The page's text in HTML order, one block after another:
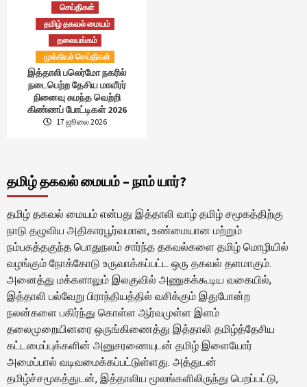
செய்திகள்
தமிழ் தகவல் மையம்
தலையங்கம்
முக்கியச் செய்திகள்
இத்தாலி பலெர்மோ நகரில்
நடைபெற்ற தேசிய மாவீரர்
நினைவு சுமந்த வெற்றி
கிண்ணப் போட்டிகள் 2026
17 ஜூலை 2026
தமிழ் தகவல் மையம் – நாம் யார்?
தமிழ் தகவல் மையம் என்பது இத்தாலி வாழ் தமிழ் சமூகத்திற்கு
நாடு தழுவிய அதிகாரபூர்வமான, உண்மையான மற்றும்
நம்பகத்தகுந்த பொதுநலம் சார்ந்த தகவல்களை தமிழ் மொழியில்
வழங்கும் நோக்கோடு உருவாக்கப்பட்ட ஒரு தகவல் தளமாகும்.
அனைத்து மக்களாலும் இலகுவில் அணுகக்கூடிய வகையில்,
இத்தாலி பல்வேறு பிராந்தியத்தில் வசிக்கும் இதுபோன்ற
நலன்களை பகிர்ந்து கொள்ள ஆர்வமுள்ள இளம்
தலைமுறையினரை ஒருங்கிணைத்து இத்தாலி தமிழ்த்தேசிய
கட்டமைப்புக்களின் அனுசரணையுடன் தமிழ் இளையோர்
அமைப்பால் வடிவமைக்கப்பட்டுள்ளது. அத்துடன்
தமிழ்ச்சமூகத்துடன், இத்தாலிய மூலங்களிலிருந்து பெறப்பட்டு,